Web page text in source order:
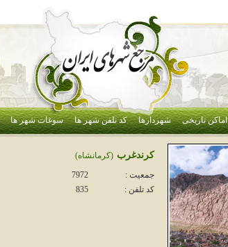
اماکن تاریخی شهردارها کد تلفن شهر ها سوغات شهر ها
كرندغرب (كرمانشاه)
جمعیت :
7972
کد تلفن :
835